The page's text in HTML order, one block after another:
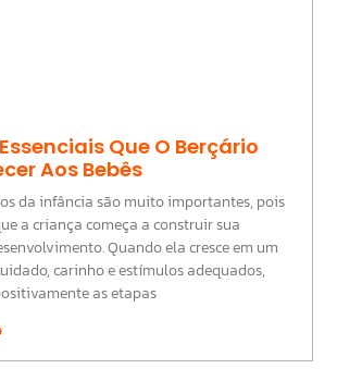
Que O Berçário
Aos Bebês
da infância são muito importantes, pois
a criança começa a construir sua
Quando ela cresce em um
carinho e estímulos adequados,
as etapas